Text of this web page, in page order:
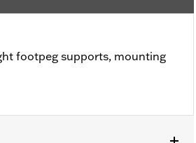
footpeg supports, mounting